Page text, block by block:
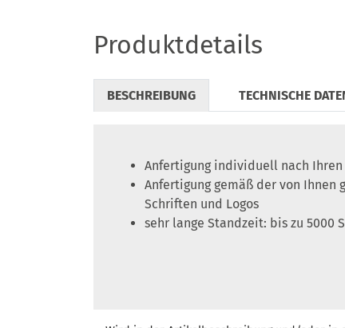
Produktdetails
BESCHREIBUNG TECHNISCHE
Anfertigung individuell nach Ihren
Anfertigung gemäß der von Ihnen
Schriften und Logos
sehr lange Standzeit: bis zu 5000